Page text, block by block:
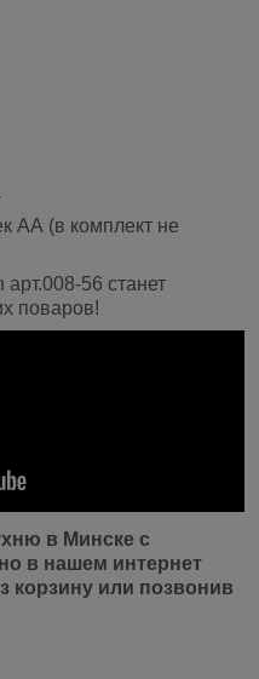
АА (в комплект не
арт.008-56 станет
поваров!
в Минске с
в нашем интернет
корзину или позвонив